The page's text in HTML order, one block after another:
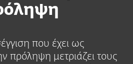
που έχει ως
πρόληψη μετριάζει τους